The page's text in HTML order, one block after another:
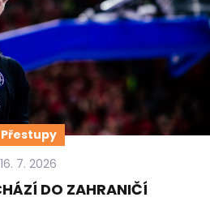
Přestupy
16. 7. 2026
DO ZAHRANIČÍ